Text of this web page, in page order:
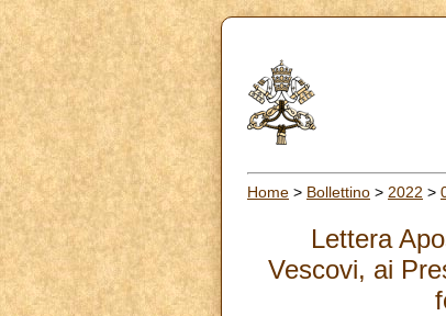
Home > Bollettino > 2022 >
Lettera
Vescovi, ai